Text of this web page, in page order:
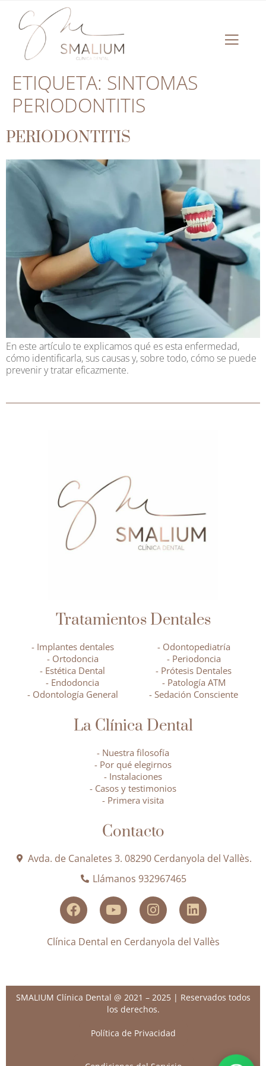
ETIQUETA: SINTOMAS
PERIODONTITIS
PERIODONTITIS
En este artículo te explicamos qué es esta enfermedad,
cómo identificarla, sus causas y, sobre todo, cómo se puede
prevenir y tratar eficazmente.
Tratamientos Dentales
- Implantes dentales
- Ortodoncia
- Estética Dental
- Endodoncia
- Odontología General
- Odontopediatría
- Periodoncia
- Prótesis Dentales
- Patología ATM
- Sedación Consciente
La Clínica Dental
- Nuestra filosofía
- Por qué elegirnos
- Instalaciones
- Casos y testimonios
- Primera visita
Contacto
Avda. de Canaletes 3. 08290 Cerdanyola del Vallès.
Llámanos 932967465
Clínica Dental en Cerdanyola del Vallès
SMALIUM Clínica Dental @ 2021 – 2025 | Reservados todos
los derechos.
Política de Privacidad